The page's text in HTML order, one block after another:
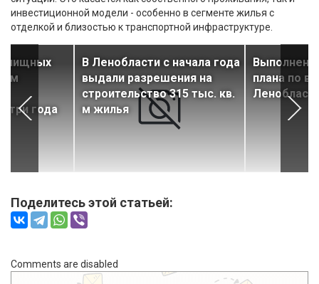
инвестиционной модели - особенно в сегменте жилья с
отделкой и близостью к транспортной инфраструктуре.
три года
В Ленобласти с начала года
выдали разрешения на
строительство 315 тыс. кв.
м жилья
плана по
Поделитесь этой статьей:
Comments are disabled